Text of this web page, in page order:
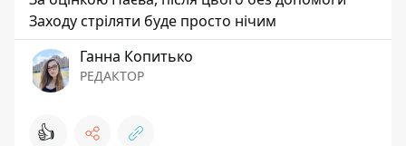
Заходу стріляти буде просто нічим
Ганна Копитько
РЕДАКТОР
👍